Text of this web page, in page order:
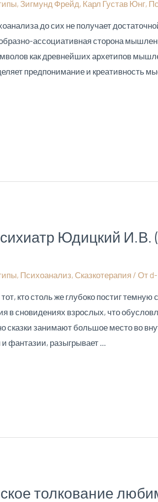
, Зигмунд Фрейд, Карл Густав Юнг,
до сих не получает
ассоциативная сторона
как древнейших архетипов
предпонимание и
Юдицкий И.В.
, Психоанализ, Сказкотерапия / От
кто столь же глубоко постиг темную
в сновидениях взрослых, что
занимают большое место во
фантазии, разыгрывает …
толкование